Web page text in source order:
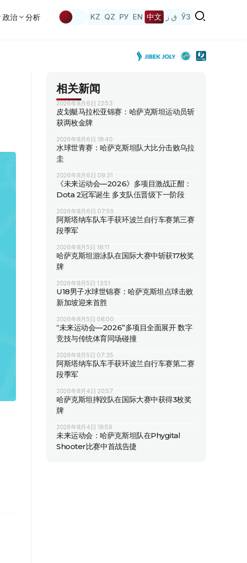
政治 分析 KZ QZ РУ EN 中文 ق ز ЎЗ
相关新闻
2026年8月6日 22:53
皮划艇马拉松亚锦赛：哈萨克斯坦运动员斩
获两枚金牌
2026年8月6日 18:40
水球世青赛：哈萨克斯坦队大比分击败乌拉
圭
2026年8月6日 09:31
《未来运动会—2026》多项目激战正酣：
Dota 2冠军诞生 多支队伍晋级下一阶段
2026年8月6日 07:56
阿斯塔纳车队车手获环波兰自行车赛第三赛
段季军
2026年8月5日 18:11
哈萨克斯坦游泳队在国际大赛中斩获17枚奖
牌
2026年8月5日 13:51
U18男子水球世锦赛：哈萨克斯坦点球击败
新加坡迎来首胜
2026年8月5日 08:00
“未来运动会—2026”多项目全面展开 数字
竞技与传统体育同场碰撞
2026年8月5日 07:35
阿斯塔纳车队车手获环波兰自行车赛第二赛
段季军
2026年8月4日 20:57
哈萨克斯坦摔跤队在国际大赛中获得3枚奖
牌
2026年8月4日 18:59
未来运动会：哈萨克斯坦队在Phygital
Shooter比赛中首战告捷